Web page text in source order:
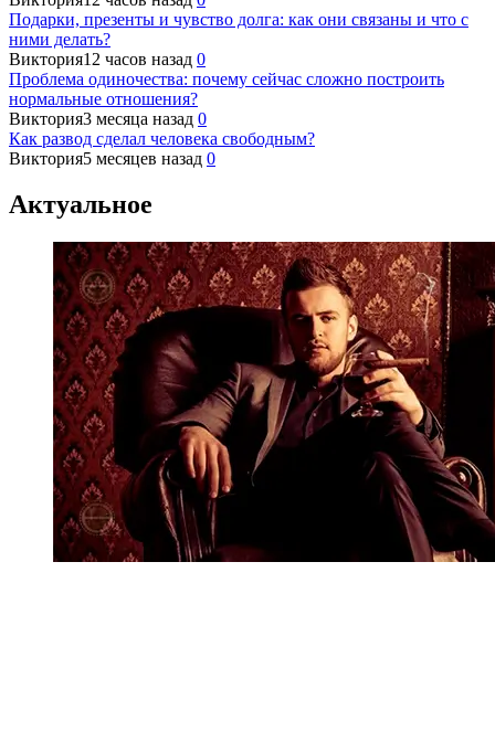
Подарки, презенты и чувство долга: как они связаны и что с
ними делать?
Виктория12 часов назад 0
Проблема одиночества: почему сейчас сложно построить
нормальные отношения?
Виктория3 месяца назад 0
Как развод сделал человека свободным?
Виктория5 месяцев назад 0
Актуальное